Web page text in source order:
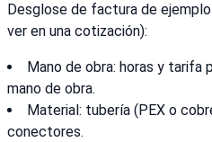
Desglose de factura de
ver en una cotización):
Mano de obra: horas y tarifa
mano de obra.
Material: tubería (PEX o
conectores.